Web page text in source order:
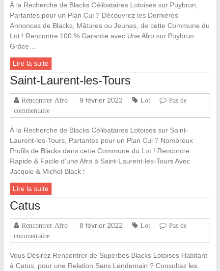
À la Recherche de Blacks Célibataires Lotoises sur Puybrun,
Partantes pour un Plan Cul ? Découvrez les Dernières
Annonces de Blacks, Mâtures ou Jeunes, de cette Commune du
Lot ! Rencontre 100 % Garantie avec Une Afro sur Puybrun
Grâce…
Lire la suite
Saint-Laurent-les-Tours
Rencontrer-Afro 9 février 2022 Lot
Pas de
commentaire
À la Recherche de Blacks Célibataires Lotoises sur Saint-
Laurent-les-Tours, Partantes pour un Plan Cul ? Nombreux
Profils de Blacks dans cette Commune du Lot ! Rencontre
Rapide & Facile d’une Afro à Saint-Laurent-les-Tours Avec
Jacquie & Michel Black !
Lire la suite
Catus
Rencontrer-Afro 8 février 2022 Lot
Pas de
commentaire
Vous Désirez Rencontrer de Superbes Blacks Lotoises Habitant
à Catus, pour une Relation Sans Lendemain ? Consultez les